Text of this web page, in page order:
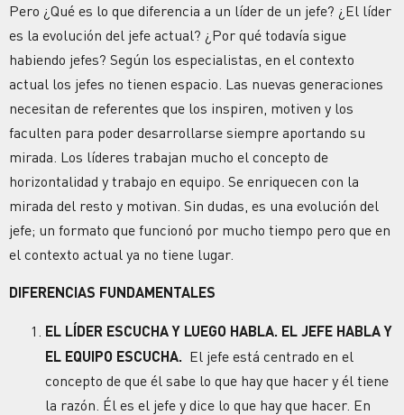
Pero ¿Qué es lo que diferencia a un líder de un jefe? ¿El líder
es la evolución del jefe actual? ¿Por qué todavía sigue
habiendo jefes? Según los especialistas, en el contexto
actual los jefes no tienen espacio. Las nuevas generaciones
necesitan de referentes que los inspiren, motiven y los
faculten para poder desarrollarse siempre aportando su
mirada. Los líderes trabajan mucho el concepto de
horizontalidad y trabajo en equipo. Se enriquecen con la
mirada del resto y motivan. Sin dudas, es una evolución del
jefe; un formato que funcionó por mucho tiempo pero que en
el contexto actual ya no tiene lugar.
DIFERENCIAS FUNDAMENTALES
EL LÍDER ESCUCHA Y LUEGO HABLA. EL JEFE HABLA Y
EL EQUIPO ESCUCHA.
El jefe está centrado en el
concepto de que él sabe lo que hay que hacer y él tiene
la razón. Él es el jefe y dice lo que hay que hacer. En